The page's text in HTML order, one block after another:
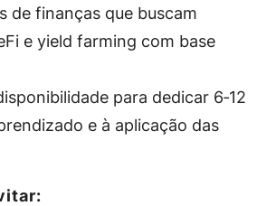
de finanças que buscam
e yield farming com base
para dedicar 6‑12
e à aplicação das